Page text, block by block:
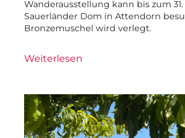
Wanderausstellung kann bis zum
Sauerländer Dom in Attendorn
Bronzemuschel wird verlegt.
Weiterlesen